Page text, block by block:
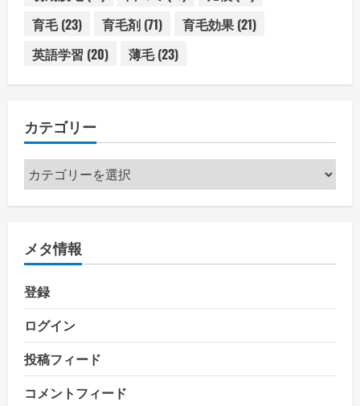
育毛(23) 育毛剤 (71) 育毛効果 (21)
英語学習 (20) 薄毛(23)
カテゴリー
カ
テ
ー
メタ情報
登録
ログイン
投稿フィード
コメントフィード